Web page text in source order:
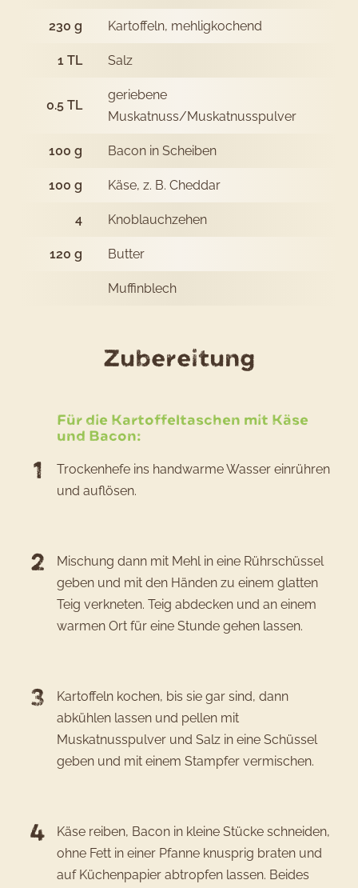
230 g Kartoffeln, mehligkochend
1 TL Salz
0.5 TL
geriebene
Muskatnuss/Muskatnusspulver
100 g Bacon in Scheiben
100 g Käse, z. B. Cheddar
4 Knoblauchzehen
120 g Butter
Muffinblech
Zubereitung
Käse
Für die Kartoffeltaschen mit Käse
und Bacon:
Trockenhefe ins handwarme Wasser einrühren
und auflösen.
Mischung dann mit Mehl in eine Rührschüssel
geben und mit den Händen zu einem glatten
Teig verkneten. Teig abdecken und an einem
warmen Ort für eine Stunde gehen lassen.
Kartoffeln kochen, bis sie gar sind, dann
abkühlen lassen und pellen mit
Muskatnusspulver und Salz in eine Schüssel
geben und mit einem Stampfer vermischen.
Käse reiben, Bacon in kleine Stücke schneiden,
ohne Fett in einer Pfanne knusprig braten und
auf Küchenpapier abtropfen lassen. Beides